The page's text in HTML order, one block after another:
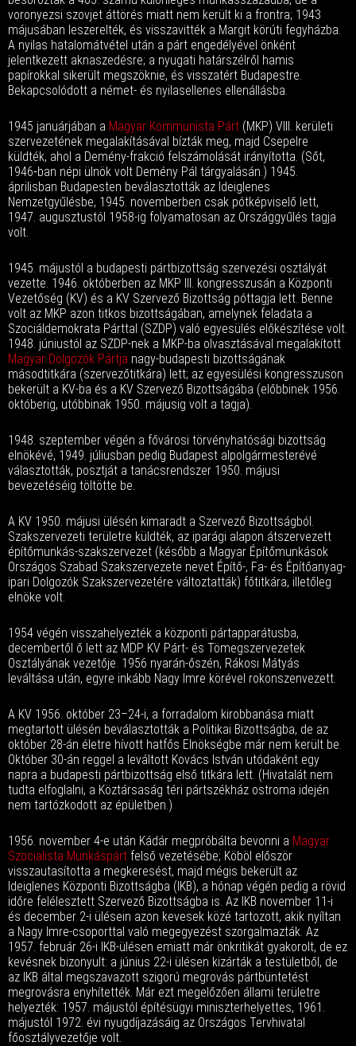
voronyezsi szovjet áttörés miatt nem került ki a frontra; 1943
májusában leszerelték, és visszavitték a Margit körúti fegyházba.
A nyilas hatalomátvétel után a párt engedélyével önként
jelentkezett aknaszedésre; a nyugati határszélről hamis
papírokkal sikerült megszöknie, és visszatért Budapestre.
Bekapcsolódott a német- és nyilasellenes ellenállásba.
1945 januárjában a Magyar Kommunista Párt (MKP) VIII. kerületi
szervezetének megalakításával bízták meg, majd Csepelre
küldték, ahol a Demény-frakció felszámolását irányította. (Sőt,
1946-ban népi ülnök volt Demény Pál tárgyalásán.) 1945.
áprilisban Budapesten beválasztották az Ideiglenes
Nemzetgyűlésbe, 1945. novemberben csak pótképviselő lett,
1947. augusztustól 1958-ig folyamatosan az Országgyűlés tagja
volt.
1945. májustól a budapesti pártbizottság szervezési osztályát
vezette. 1946. októberben az MKP III. kongresszusán a Központi
Vezetőség (KV) és a KV Szervező Bizottság póttagja lett. Benne
volt az MKP azon titkos bizottságában, amelynek feladata a
Szociáldemokrata Párttal (SZDP) való egyesülés előkészítése volt.
1948. júniustól az SZDP-nek a MKP-ba olvasztásával megalakított
Magyar Dolgozók Pártja nagy-budapesti bizottságának
másodtitkára (szervezőtitkára) lett; az egyesülési kongresszuson
bekerült a KV-ba és a KV Szervező Bizottságába (előbbinek 1956.
októberig, utóbbinak 1950. májusig volt a tagja).
1948. szeptember végén a fővárosi törvényhatósági bizottság
elnökévé, 1949. júliusban pedig Budapest alpolgármesterévé
választották, posztját a tanácsrendszer 1950. májusi
bevezetéséig töltötte be.
A KV 1950. májusi ülésén kimaradt a Szervező Bizottságból.
Szakszervezeti területre küldték, az iparági alapon átszervezett
építőmunkás-szakszervezet (később a Magyar Építőmunkások
Országos Szabad Szakszervezete nevet Építő-, Fa- és Építőanyag-
ipari Dolgozók Szakszervezetére változtatták) főtitkára, illetőleg
elnöke volt.
1954 végén visszahelyezték a központi pártapparátusba,
decembertől ő lett az MDP KV Párt- és Tömegszervezetek
Osztályának vezetője. 1956 nyarán-őszén, Rákosi Mátyás
leváltása után, egyre inkább Nagy Imre körével rokonszenvezett.
A KV 1956. október 23–24-i, a forradalom kirobbanása miatt
megtartott ülésén beválasztották a Politikai Bizottságba, de az
október 28-án életre hívott hatfős Elnökségbe már nem került be.
Október 30-án reggel a leváltott Kovács István utódaként egy
napra a budapesti pártbizottság első titkára lett. (Hivatalát nem
tudta elfoglalni, a Köztársaság téri pártszékház ostroma idején
nem tartózkodott az épületben.)
1956. november 4-e után Kádár megpróbálta bevonni a Magyar
Szocialista Munkáspárt felső vezetésébe; Köböl először
visszautasította a megkeresést, majd mégis bekerült az
Ideiglenes Központi Bizottságba (IKB), a hónap végén pedig a rövid
időre felélesztett Szervező Bizottságba is. Az IKB november 11-i
és december 2-i ülésein azon kevesek közé tartozott, akik nyíltan
a Nagy Imre-csoporttal való megegyezést szorgalmazták. Az
1957. február 26-i IKB-ülésen emiatt már önkritikát gyakorolt, de ez
kevésnek bizonyult: a június 22-i ülésen kizárták a testületből, de
az IKB által megszavazott szigorú megrovás pártbüntetést
megrovásra enyhítették. Már ezt megelőzően állami területre
helyezték: 1957. májustól építésügyi miniszterhelyettes, 1961.
májustól 1972. évi nyugdíjazásáig az Országos Tervhivatal
főosztályvezetője volt.